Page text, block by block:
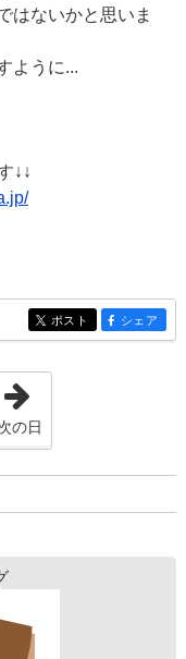
はないかと思いま
ように...
↓↓
entry202
ポスト entry202
シェア
」
の日